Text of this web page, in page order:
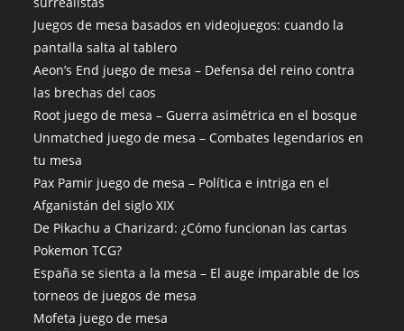
Juegos de mesa basados en videojuegos: cuando la
pantalla salta al tablero
Aeon’s End juego de mesa – Defensa del reino contra
las brechas del caos
Root juego de mesa – Guerra asimétrica en el bosque
Unmatched juego de mesa – Combates legendarios en
tu mesa
Pax Pamir juego de mesa – Política e intriga en el
Afganistán del siglo XIX
De Pikachu a Charizard: ¿Cómo funcionan las cartas
Pokemon TCG?
España se sienta a la mesa – El auge imparable de los
torneos de juegos de mesa
Mofeta juego de mesa